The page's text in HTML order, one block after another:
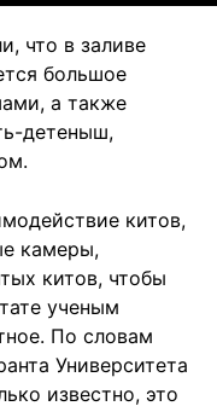
что в заливе
большое
а также
детеныш,
китов,
камеры,
китов, чтобы
ученым
По словам
Университета
известно, это